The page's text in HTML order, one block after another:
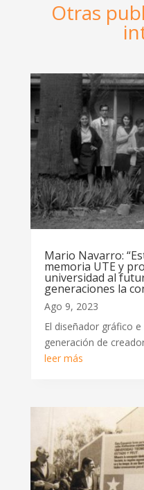
Otras
Mario Navarro:
memoria UTE y
universidad al
generaciones la
Ago 9, 2023
El diseñador gráfico
generación de
leer más